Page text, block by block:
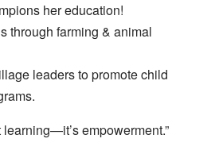
her education!
through farming & animal
leaders to promote child
learning—it’s empowerment.”